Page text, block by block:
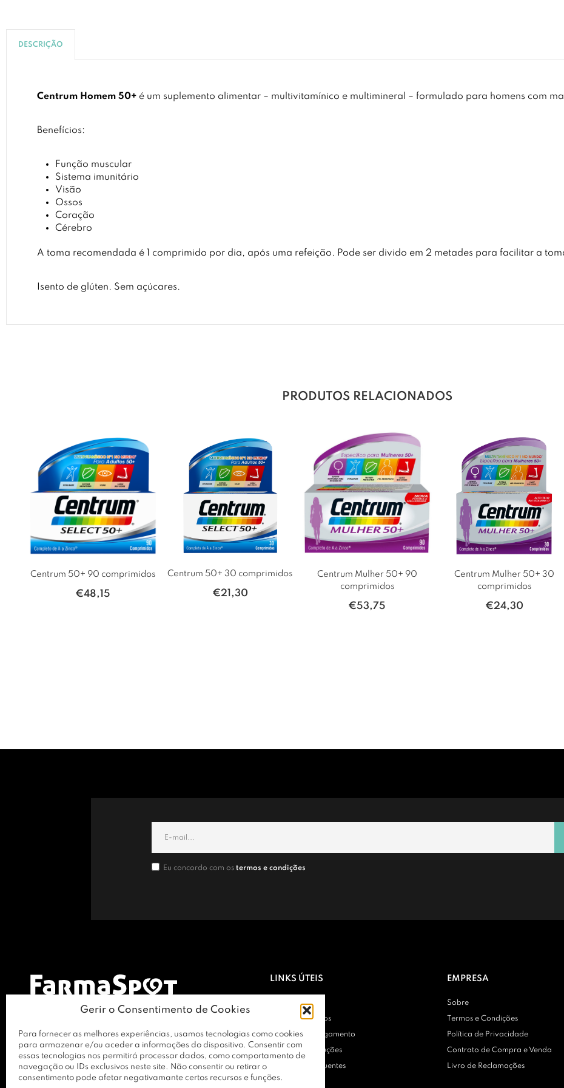
Gerir o Consentimento de Cookies
Para fornecer as melhores experiências, usamos tecnologias como cookies
para armazenar e/ou aceder a informações do dispositivo. Consentir com
essas tecnologias nos permitirá processar dados, como comportamento de
navegação ou IDs exclusivos neste site. Não consentir ou retirar o
consentimento pode afetar negativamante certos recursos e funções.
DESCRIÇÃO
Centrum Homem 50+ é um suplemento alimentar – multivitamínico e multimineral – formulado para homens com
Benefícios:
Função muscular
Sistema imunitário
Visão
Ossos
Coração
Cérebro
A toma recomendada é 1 comprimido por dia, após uma refeição. Pode ser divido em 2 metades para facilitar a
Isento de glúten. Sem açúcares.
PRODUTOS RELACIONADOS
Centrum 50+ 90 comprimidos
€48,15
Centrum 50+ 30 comprimidos
€21,30
Centrum Mulher 50+ 90
comprimidos
€53,75
Centrum Mulher 50+ 30
comprimidos
€24,30
Eu concordo com os termos e condições
LINKS ÚTEIS
Contactos
Entregas e Envios
Métodos de Pagamento
Trocas e Devoluções
Perguntas Frequentes
EMPRESA
Sobre
Termos e Condições
Política de Privacidade
Contrato de Compra e Venda
Livro de Reclamações